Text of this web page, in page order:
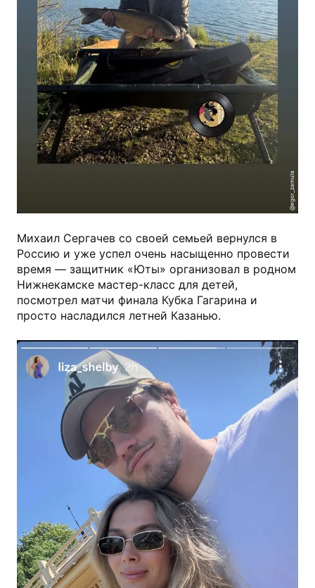
@egor_zamula
Михаил Сергачев со своей семьей вернулся в
Россию и уже успел очень насыщенно провести
время — защитник «Юты» организовал в родном
Нижнекамске мастер-класс для детей,
посмотрел матчи финала Кубка Гагарина и
просто насладился летней Казанью.